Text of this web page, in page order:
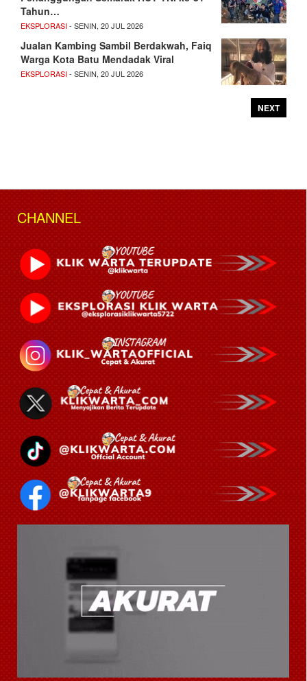
Tahun…
EKSPLORASI- SENIN, 20 JUL 2026
Jualan Kambing Sambil Berdakwah, Faiq
Warga Kota Batu Mendadak Viral
EKSPLORASI- SENIN, 20 JUL 2026
NEXT
CHANNEL